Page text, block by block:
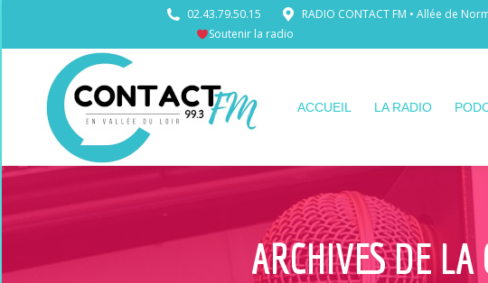
02.43.79.50.15 RADIO CONTACT FM • Allée de
Soutenir la radio
ACCUEIL LA RADIO
ARCHIVES DE